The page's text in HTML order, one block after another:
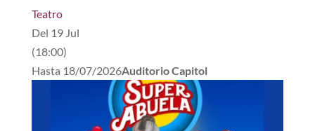
Teatro
Del 19 Jul
(18:00)
Hasta 18/07/2026Auditorio Capitol